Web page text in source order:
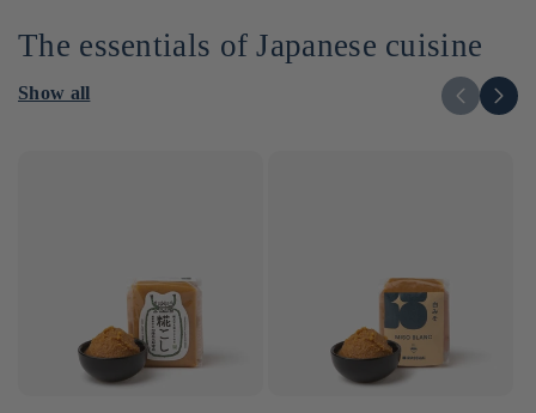
The essentials of Japanese cuisine
Show all